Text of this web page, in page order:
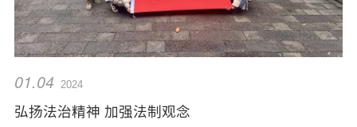
01.04 2024
弘扬法治精神 加强法制观念